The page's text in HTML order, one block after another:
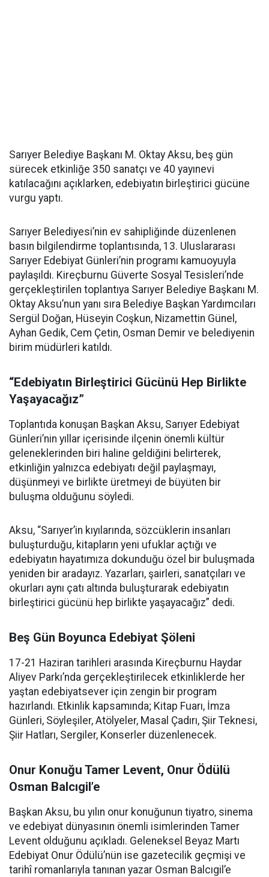
Sarıyer Belediye Başkanı M. Oktay Aksu, beş gün
sürecek etkinliğe 350 sanatçı ve 40 yayınevi
katılacağını açıklarken, edebiyatın birleştirici gücüne
vurgu yaptı.
Sarıyer Belediyesi’nin ev sahipliğinde düzenlenen
basın bilgilendirme toplantısında, 13. Uluslararası
Sarıyer Edebiyat Günleri’nin programı kamuoyuyla
paylaşıldı. Kireçburnu Güverte Sosyal Tesisleri’nde
gerçekleştirilen toplantıya Sarıyer Belediye Başkanı M.
Oktay Aksu’nun yanı sıra Belediye Başkan Yardımcıları
Sergül Doğan, Hüseyin Coşkun, Nizamettin Günel,
Ayhan Gedik, Cem Çetin, Osman Demir ve belediyenin
birim müdürleri katıldı.
“Edebiyatın Birleştirici Gücünü Hep Birlikte
Yaşayacağız”
Toplantıda konuşan Başkan Aksu, Sarıyer Edebiyat
Günleri’nin yıllar içerisinde ilçenin önemli kültür
geleneklerinden biri haline geldiğini belirterek,
etkinliğin yalnızca edebiyatı değil paylaşmayı,
düşünmeyi ve birlikte üretmeyi de büyüten bir
buluşma olduğunu söyledi.
Aksu, “Sarıyer’in kıyılarında, sözcüklerin insanları
buluşturduğu, kitapların yeni ufuklar açtığı ve
edebiyatın hayatımıza dokunduğu özel bir buluşmada
yeniden bir aradayız. Yazarları, şairleri, sanatçıları ve
okurları aynı çatı altında buluşturarak edebiyatın
birleştirici gücünü hep birlikte yaşayacağız” dedi.
Beş Gün Boyunca Edebiyat Şöleni
17-21 Haziran tarihleri arasında Kireçburnu Haydar
Aliyev Parkı’nda gerçekleştirilecek etkinliklerde her
yaştan edebiyatsever için zengin bir program
hazırlandı. Etkinlik kapsamında; Kitap Fuarı, İmza
Günleri, Söyleşiler, Atölyeler, Masal Çadırı, Şiir Teknesi,
Şiir Hatları, Sergiler, Konserler düzenlenecek.
Onur Konuğu Tamer Levent, Onur Ödülü
Osman Balcıgil’e
Başkan Aksu, bu yılın onur konuğunun tiyatro, sinema
ve edebiyat dünyasının önemli isimlerinden Tamer
Levent olduğunu açıkladı. Geleneksel Beyaz Martı
Edebiyat Onur Ödülü’nün ise gazetecilik geçmişi ve
tarihî romanlarıyla tanınan yazar Osman Balcıgil’e